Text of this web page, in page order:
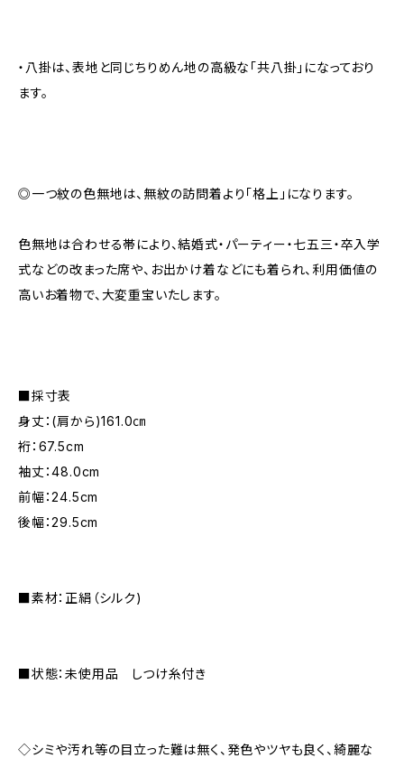
・八掛は、表地と同じちりめん地の高級な「共八掛」になっており
ます。
◎一つ紋の色無地は、無紋の訪問着より「格上」になります。
色無地は合わせる帯により、結婚式・パーティー・七五三・卒入学
式などの改まった席や、お出かけ着などにも着られ、利用価値の
高いお着物で、大変重宝いたします。
■採寸表
身丈：(肩から)161.0㎝
裄：67.5cm
袖丈：48.0cm
前幅：24.5cm
後幅：29.5cm
■素材：正絹（シルク)
■状態：未使用品 しつけ糸付き
◇シミや汚れ等の目立った難は無く、発色やツヤも良く、綺麗な